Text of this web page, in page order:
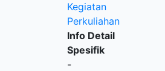
Kegiatan
Perkuliahan
Info Detail
Spesifik
-